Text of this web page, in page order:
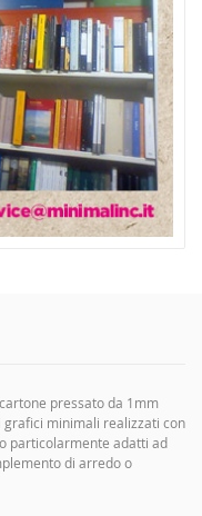
pressato da 1mm
minimali realizzati con
particolarmente adatti ad
di arredo o